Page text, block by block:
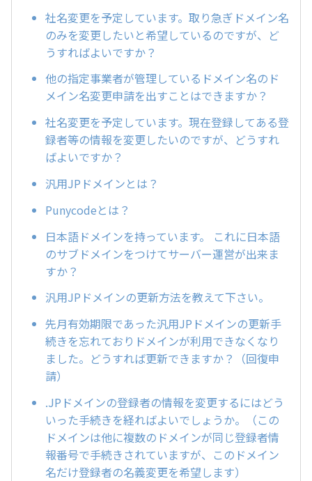
社名変更を予定しています。取り急ぎドメイン名
のみを変更したいと希望しているのですが、ど
うすればよいですか？
他の指定事業者が管理しているドメイン名のド
メイン名変更申請を出すことはできますか？
社名変更を予定しています。現在登録してある登
録者等の情報を変更したいのですが、どうすれ
ばよいですか？
汎用JPドメインとは？
Punycodeとは？
日本語ドメインを持っています。 これに日本語
のサブドメインをつけてサーバー運営が出来ま
すか？
汎用JPドメインの更新方法を教えて下さい。
先月有効期限であった汎用JPドメインの更新手
続きを忘れておりドメインが利用できなくなり
ました。どうすれば更新できますか？（回復申
請）
.JPドメインの登録者の情報を変更するにはどう
いった手続きを経ればよいでしょうか。（この
ドメインは他に複数のドメインが同じ登録者情
報番号で手続きされていますが、このドメイン
名だけ登録者の名義変更を希望します）